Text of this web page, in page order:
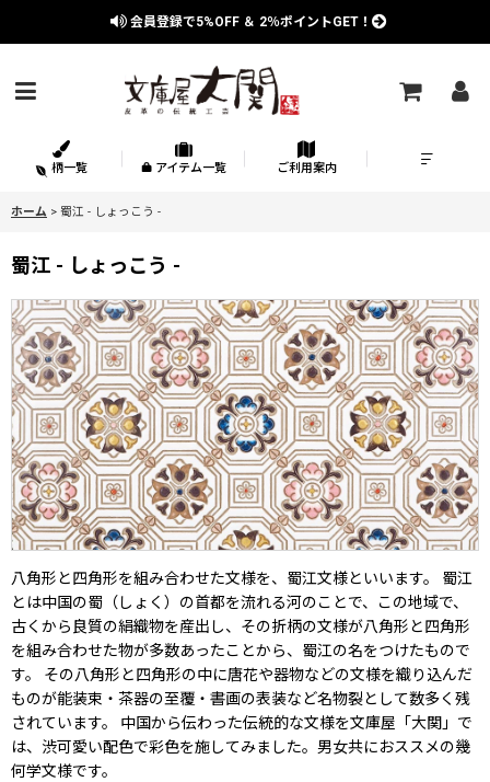
会員登録で5%OFF ＆ 2％ポイントGET！
柄一覧 アイテム一覧 ご利用案内
ホーム > 蜀江 - しょっこう -
蜀江 - しょっこう -
八角形と四角形を組み合わせた文様を、蜀江文様といいます。 蜀江
とは中国の蜀（しょく）の首都を流れる河のことで、この地域で、
古くから良質の絹織物を産出し、その折柄の文様が八角形と四角形
を組み合わせた物が多数あったことから、蜀江の名をつけたもので
す。 その八角形と四角形の中に唐花や器物などの文様を織り込んだ
ものが能装束・茶器の至覆・書画の表装など名物裂として数多く残
されています。 中国から伝わった伝統的な文様を文庫屋「大関」で
は、渋可愛い配色で彩色を施してみました。男女共におススメの幾
何学文様です。